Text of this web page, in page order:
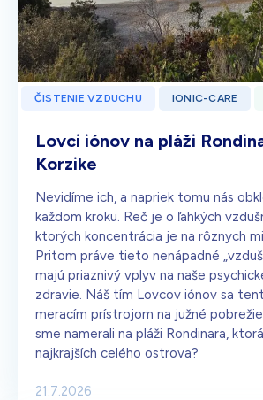
ČISTENIE VZDUCHU IONIC-CARE
Lovci iónov na pláži
Korzike
Nevidíme ich, a napriek tomu nás
každom kroku. Reč je o ľahkých
ktorých koncentrácia je na rôznych
Pritom práve tieto nenápadné
majú priaznivý vplyv na naše
zdravie. Náš tím Lovcov iónov sa
meracím prístrojom na južné
sme namerali na pláži Rondinara,
najkrajších celého ostrova?
21.7.2026